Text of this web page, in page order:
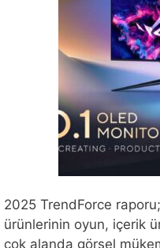
2025 TrendForce
ürünlerinin oyun, içerik
çok alanda görsel